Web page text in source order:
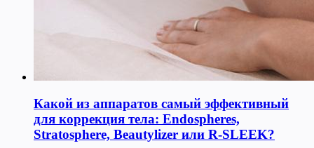
Какой из аппаратов самый эффективный
для коррекция тела: Endospheres,
Stratosphere, Beautylizer или R-SLEEK?